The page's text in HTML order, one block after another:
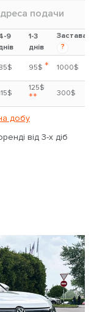
подачи
9
1-3
днів
Застава
?
95$ * 1000$
125$
** 300$
добу
від 3-х діб